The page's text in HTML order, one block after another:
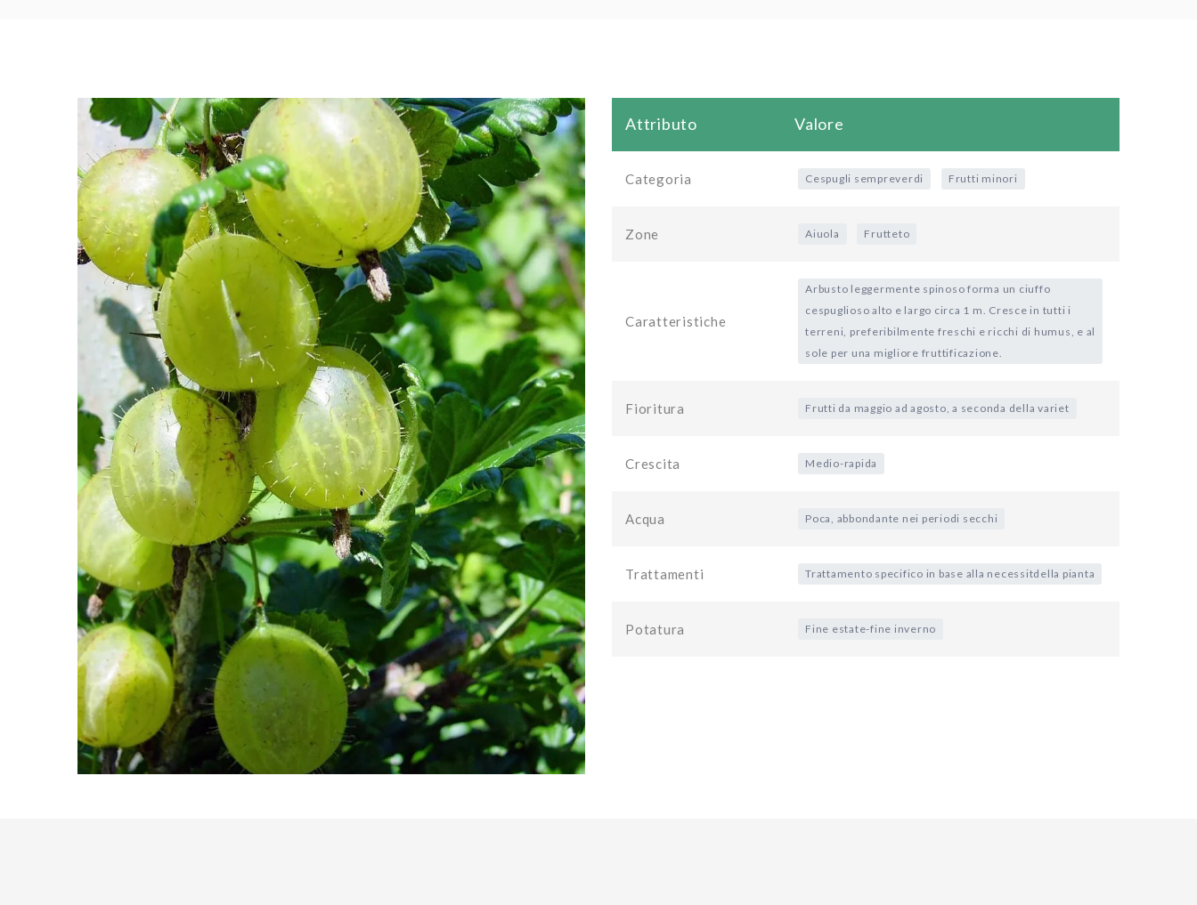
Attributo Valore
Categoria Cespugli sempreverdi Frutti minori
Zone Aiuola Frutteto
Caratteristiche
Arbusto leggermente spinoso forma un ciuffo
cespuglioso alto e largo circa 1 m. Cresce in tutti i
terreni, preferibilmente freschi e ricchi di humus, e al
sole per una migliore fruttificazione.
Fioritura Frutti da maggio ad agosto, a seconda della variet
Crescita Medio-rapida
Acqua Poca, abbondante nei periodi secchi
Trattamenti Trattamento specifico in base alla necessitdella pianta
Potatura Fine estate-fine inverno